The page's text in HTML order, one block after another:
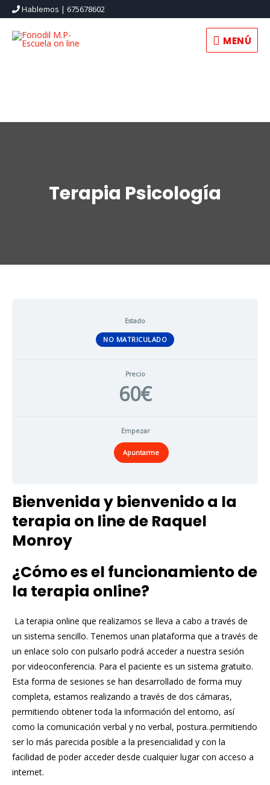
Hablemos | 675678602
MENÚ
MENÚ
Terapia Psicología
Estado
NO MATRICULADO
Precio
60€
Empezar
Apuntarme
Bienvenida y bienvenido a la
terapia on line de Raquel
Monroy
¿Cómo es el funcionamiento de
la terapia online?
La terapia online que realizamos se lleva a cabo a través de
un sistema sencillo. Tenemos unan plataforma que a través de
un enlace solo con pulsarlo podrá acceder a nuestra sesión
por videoconferencia. Para el paciente es un sistema gratuito.
Esta forma de sesiones se han desarrollado de forma muy
completa, estamos realizando a través de dos cámaras,
permitiendo obtener toda la información del entorno, así
como la comunicación verbal y no verbal, postura..permitiendo
ser lo más parecida posible a la presencialidad y con la
facilidad de poder acceder desde cualquier lugar con acceso a
internet.